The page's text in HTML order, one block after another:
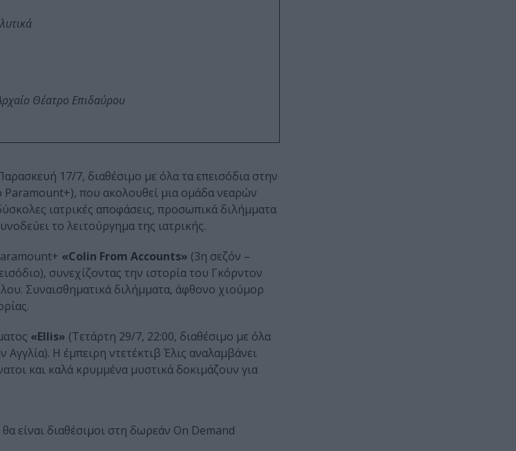
Θέατρο Επιδαύρου
17/7, διαθέσιμο με όλα τα επεισόδια στην
Paramount+), που ακολουθεί μια ομάδα νεαρών
ιατρικές αποφάσεις, προσωπικά διλήμματα
το λειτούργημα της ιατρικής.
«Colin From Accounts» (3η σεζόν –
συνεχίζοντας την ιστορία του Γκόρντον
Συναισθηματικά διλήμματα, άφθονο χιούμορ
«Ellis» (Τετάρτη 29/7, 22:00, διαθέσιμο με όλα
Η έμπειρη ντετέκτιβ Έλις αναλαμβάνει
και καλά κρυμμένα μυστικά δοκιμάζουν για
είναι διαθέσιμοι στη δωρεάν On Demand